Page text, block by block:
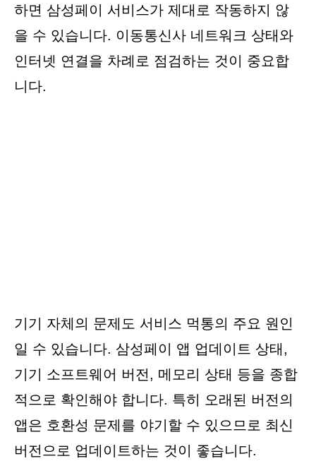
하면 삼성페이 서비스가 제대로 작동하지 않
을 수 있습니다. 이동통신사 네트워크 상태와
인터넷 연결을 차례로 점검하는 것이 중요합
니다.
기기 자체의 문제도 서비스 먹통의 주요 원인
일 수 있습니다. 삼성페이 앱 업데이트 상태,
기기 소프트웨어 버전, 메모리 상태 등을 종합
적으로 확인해야 합니다. 특히 오래된 버전의
앱은 호환성 문제를 야기할 수 있으므로 최신
버전으로 업데이트하는 것이 좋습니다.